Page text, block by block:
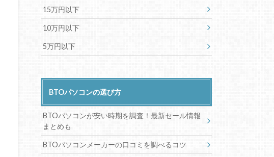
15万円以下
10万円以下
5万円以下
BTOパソコンの選び方
BTOパソコンが安い時期を調査！最新セール情報
まとめも
BTOパソコンメーカーの口コミを調べるコツ